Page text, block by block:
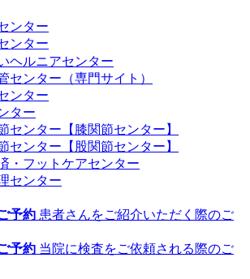
ンター
ンター
ヘルニアセンター
センター（専門サイト）
ンター
ター
センター【膝関節センター】
センター【股関節センター】
・フットケアセンター
センター
予約 患者さんをご紹介いただく際のご
予約 当院に検査をご依頼される際のご